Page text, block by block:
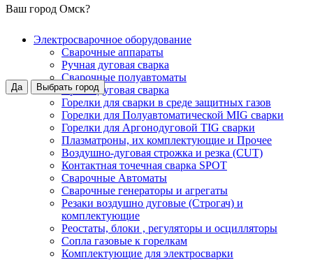
Ваш город Омск?
Да Выбрать город
Электросварочное оборудование
Сварочные аппараты
Ручная дуговая сварка
Сварочные полуавтоматы
Аргонодуговая сварка
Горелки для сварки в среде защитных газов
Горелки для Полуавтоматической MIG сварки
Горелки для Аргонодуговой TIG сварки
Плазматроны, их комплектующие и Прочее
Воздушно-дуговая строжка и резка (CUT)
Контактная точечная сварка SPOT
Сварочные Автоматы
Сварочные генераторы и агрегаты
Резаки воздушно дуговые (Строгач) и
комплектующие
Реостаты, блоки , регуляторы и осцилляторы
Сопла газовые к горелкам
Комплектующие для электросварки